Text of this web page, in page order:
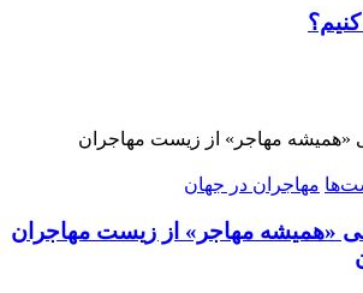
مهاجران در جهان
«همیشه مهاجر» از زیست مهاجران